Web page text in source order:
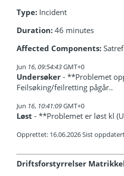
Type: Incident
Duration: 46 minutes
Affected Components: Satref
Jun 16,09:54:43GMT+0
Undersøker - **Problemet
Feilsøking/feilretting pågår..
Jun 16, 10:41:09GMT+0
Løst - **Problemet er løst kl
Opprettet: 16.06.2026 Sist
Driftsforstyrrelser